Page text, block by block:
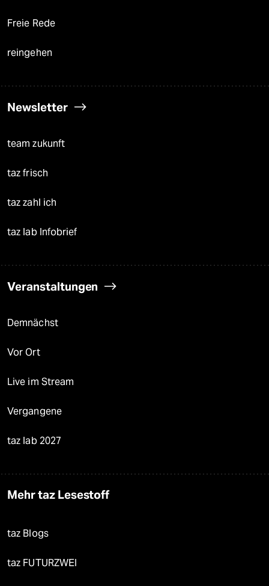
Freie Rede
reingehen
Newsletter
team zukunft
taz frisch
taz zahl ich
taz lab Infobrief
Veranstaltungen
Demnächst
Vor Ort
Live im Stream
Vergangene
taz lab 2027
Mehr taz Lesestoff
taz Blogs
taz FUTURZWEI